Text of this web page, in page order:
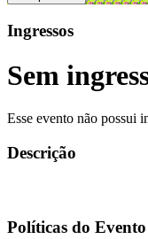
Ingressos
Sem
Esse evento não possui
Descrição
Políticas do Evento